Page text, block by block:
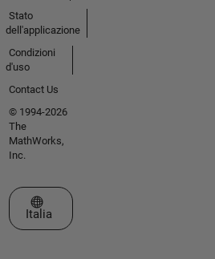
Stato
dell'applicazione
Condizioni
d'uso
Contact Us
© 1994-2026
The
MathWorks,
Inc.
Seleziona un sito web
Italia